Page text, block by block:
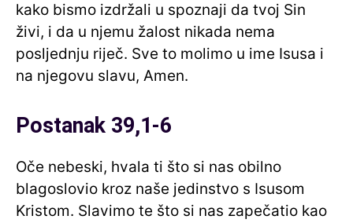
kako bismo izdržali u spoznaji da tvoj Sin
živi, i da u njemu žalost nikada nema
posljednju riječ. Sve to molimo u ime Isusa i
na njegovu slavu, Amen.
Postanak 39,1-6
Oče nebeski, hvala ti što si nas obilno
blagoslovio kroz naše jedinstvo s Isusom
Kristom. Slavimo te što si nas zapečatio kao